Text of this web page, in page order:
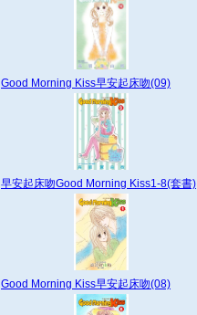
Good Morning Kiss早安起床吻(09)
早安起床吻Good Morning Kiss1-8(套書)
Good Morning Kiss早安起床吻(08)